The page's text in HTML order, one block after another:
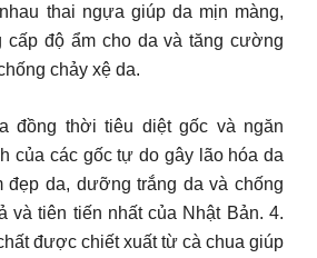
thai ngựa giúp da mịn màng,
cấp độ ẩm cho da và tăng cường
chảy xệ da.
đồng thời tiêu diệt gốc và ngăn
của các gốc tự do gây lão hóa da
đẹp da, dưỡng trắng da và chống
và tiên tiến nhất của Nhật Bản. 4.
được chiết xuất từ cà chua giúp